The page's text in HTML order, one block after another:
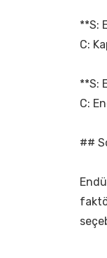
**S:
C:
**S:
C:
##